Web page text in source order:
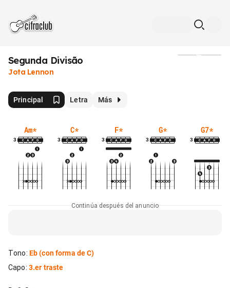
Segunda Divisão
Jota Lennon
Principal Letra Más
Am*
3
C*
3
F*
3
G*
3
G7*
3
Continúa después del anuncio
Tono: Eb(con forma de C)
Capo: 3.er traste